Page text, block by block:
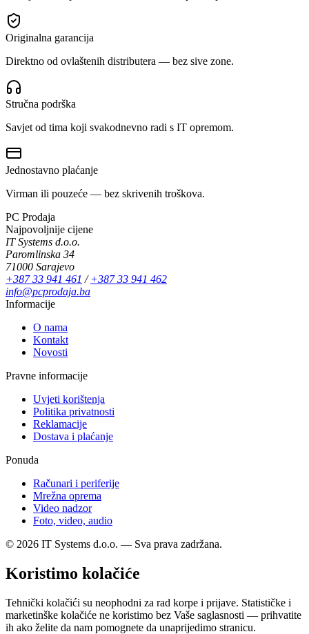
Originalna garancija
Direktno od ovlaštenih distributera — bez sive zone.
Stručna podrška
Savjet od tima koji svakodnevno radi s IT opremom.
Jednostavno plaćanje
Virman ili pouzeće — bez skrivenih troškova.
PC Prodaja
Najpovoljnije cijene
IT Systems d.o.o.
Paromlinska 34
71000 Sarajevo
+387 33 941 461 /+387 33 941 462
info@pcprodaja.ba
Informacije
O nama
Kontakt
Novosti
Pravne informacije
Uvjeti korištenja
Politika privatnosti
Reklamacije
Dostava i plaćanje
Ponuda
Računari i periferije
Mrežna oprema
Video nadzor
Foto, video, audio
© 2026 IT Systems d.o.o. — Sva prava zadržana.
Koristimo kolačiće
Tehnički kolačići su neophodni za rad korpe i prijave. Statističke i
marketinške kolačiće ne koristimo bez Vaše saglasnosti — prihvatite
ih ako želite da nam pomognete da unaprijedimo stranicu.